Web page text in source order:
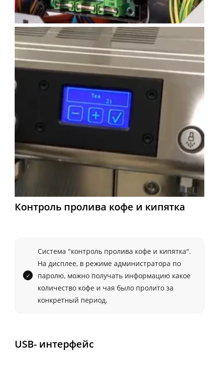
Контроль пролива кофе и кипятка
Система "контроль пролива кофе и кипятка".
На дисплее, в режиме администратора по
паролю, можно получать информацию какое
количество кофе и чая было пролито за
конкретный период.
USB- интерфейс